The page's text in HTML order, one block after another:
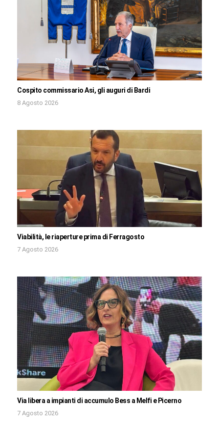
Cospito commissario Asi, gli auguri di Bardi
8 Agosto 2026
Viabilità, le riaperture prima di Ferragosto
7 Agosto 2026
Via libera a impianti di accumulo Bess a Melfi e Picerno
7 Agosto 2026